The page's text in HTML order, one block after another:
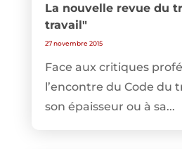
La nouvelle revue du
travail"
27 novembre 2015
Face aux critiques
l’encontre du Code du
son épaisseur ou à sa...